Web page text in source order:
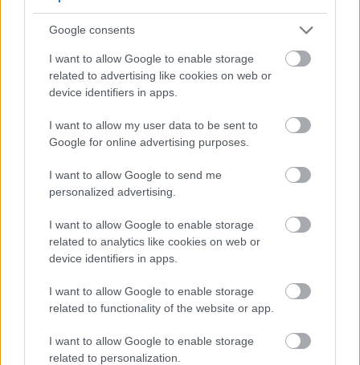
Google consents
I want to allow Google to enable storage
related to advertising like cookies on web or
device identifiers in apps.
I want to allow my user data to be sent to
Google for online advertising purposes.
I want to allow Google to send me
personalized advertising.
I want to allow Google to enable storage
related to analytics like cookies on web or
device identifiers in apps.
I want to allow Google to enable storage
related to functionality of the website or app.
I want to allow Google to enable storage
related to personalization.
είχε εξομολογηθεί, πως στα 40 της αισθανόταν πιο
σίγουρη για τον εαυτό της και λιγότερο
επηρεασμένη από τις κοινωνικές προσδοκίες,
χαρακτηρίζοντας την εγκυμοσύνη σε αυτή τη φάση
της ζωής της ως ιδιαίτερα απελευθερωτική.